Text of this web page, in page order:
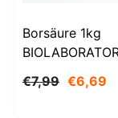
Borsäure 1kg
€7,99 €6,69